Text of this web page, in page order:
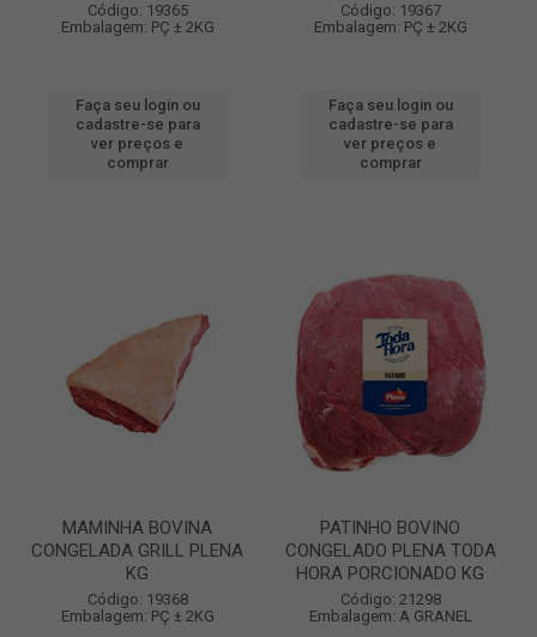
Código: 19365
Embalagem: PÇ ± 2KG
Faça seu login ou
cadastre-se para
ver preços e
comprar
Código: 19367
Embalagem: PÇ ± 2KG
Faça seu login ou
cadastre-se para
ver preços e
comprar
MAMINHA BOVINA
CONGELADA GRILL PLENA
KG
Código: 19368
Embalagem: PÇ ± 2KG
PATINHO BOVINO
CONGELADO PLENA TODA
HORA PORCIONADO KG
Código: 21298
Embalagem: A GRANEL